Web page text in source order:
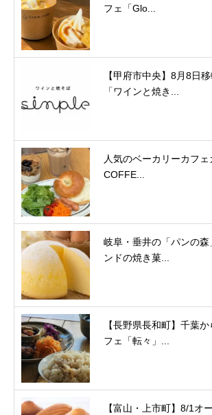
フェ「Glo...
【甲府市中央】8月8日
「ワインと焼き...
人気のベーカリーカフ
COFFE...
岐阜・垂井の「パンの森
ンドの焼き菓...
【長野県長和町】千葉
フェ「転々」...
【富山・上市町】8/1オ